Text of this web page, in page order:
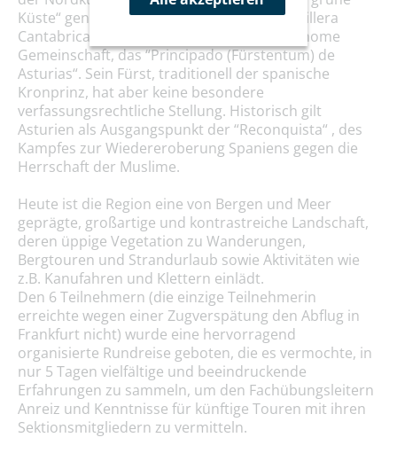
Küste“ genannt und dem Gebirgszug “Cordillera
Cantabrica“ gelegen, ist politisch eine autonome
Gemeinschaft, das “Principado (Fürstentum) de
Asturias“. Sein Fürst, traditionell der spanische
Kronprinz, hat aber keine besondere
verfassungsrechtliche Stellung. Historisch gilt
Asturien als Ausgangspunkt der “Reconquista“ , des
Kampfes zur Wiedereroberung Spaniens gegen die
Herrschaft der Muslime.
Heute ist die Region eine von Bergen und Meer
geprägte, großartige und kontrastreiche Landschaft,
deren üppige Vegetation zu Wanderungen,
Bergtouren und Strandurlaub sowie Aktivitäten wie
z.B. Kanufahren und Klettern einlädt.
Den 6 Teilnehmern (die einzige Teilnehmerin
erreichte wegen einer Zugverspätung den Abflug in
Frankfurt nicht) wurde eine hervorragend
organisierte Rundreise geboten, die es vermochte, in
nur 5 Tagen vielfältige und beeindruckende
Erfahrungen zu sammeln, um den Fachübungsleitern
Anreiz und Kenntnisse für künftige Touren mit ihren
Sektionsmitgliedern zu vermitteln.